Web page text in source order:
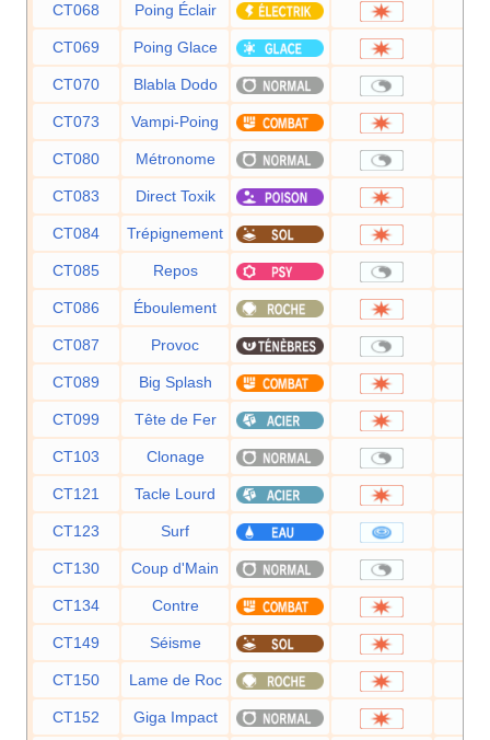
CT068 Poing Éclair
CT069 Poing Glace
CT070 Blabla Dodo
CT073 Vampi-Poing
CT080 Métronome
CT083 Direct Toxik
CT084 Trépignement
CT085 Repos
CT086 Éboulement
CT087 Provoc
CT089 Big Splash
CT099 Tête de Fer
CT103 Clonage
CT121 Tacle Lourd
CT123 Surf
CT130 Coup d'Main
CT134 Contre
CT149 Séisme
CT150 Lame de Roc
CT152 Giga Impact